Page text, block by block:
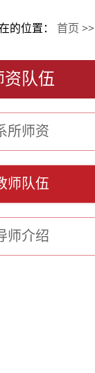
的位置： 首页 >>
资队伍
所师资
师队伍
师介绍